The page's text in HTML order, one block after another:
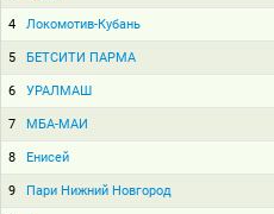
4 Локомотив-Кубань
5 БЕТСИТИ ПАРМА
6 УРАЛМАШ
7 МБА-МАИ
8 Енисей
9 Пари Нижний Новгород